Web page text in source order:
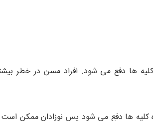
ها دفع می شود. افراد مسن در خطر
کلیه ها دفع می شود پس نوزادان ممکن